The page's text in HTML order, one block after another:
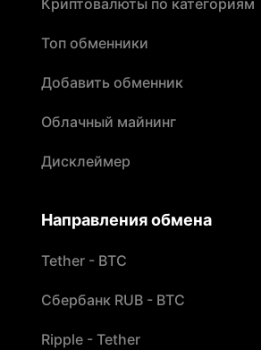
Криптовалюты по категориям
Топ обменники
Добавить обменник
Облачный майнинг
Дисклеймер
Направления обмена
Tether - BTC
Сбербанк RUB - BTC
Ripple - Tether